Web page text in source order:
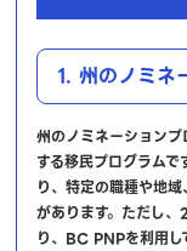
1. 州のノミネ
州のノミネーション
する移民プログラム
り、特定の職種や地
があります。ただし
り、BC PNPを利用し